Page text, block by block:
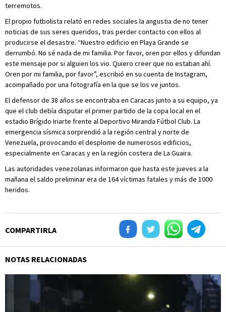
terremotos.
El propio futbolista relató en redes sociales la angustia de no tener
noticias de sus seres queridos, tras perder contacto con ellos al
producirse el desastre. “Nuestro edificio en Playa Grande se
derrumbó. No sé nada de mi familia. Por favor, oren por ellos y difundan
este mensaje por si alguien los vio. Quiero creer que no estaban ahí.
Oren por mi familia, por favor”, escribió en su cuenta de Instagram,
acompañado por una fotografía en la que se los ve juntos.
El defensor de 38 años se encontraba en Caracas junto a su equipo, ya
que el club debía disputar el primer partido de la copa local en el
estadio Brígido Iriarte frente al Deportivo Miranda Fútbol Club. La
emergencia sísmica sorprendió a la región central y norte de
Venezuela, provocando el desplome de numerosos edificios,
especialmente en Caracas y en la región costera de La Guaira.
Las autoridades venezolanas informaron que hasta este jueves a la
mañana el saldo preliminar era de 164 víctimas fatales y más de 1000
heridos.
COMPARTIRLA
NOTAS RELACIONADAS